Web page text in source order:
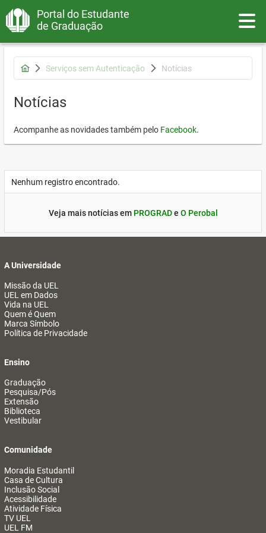
Portal do Estudante
de Graduação
Serviços sem Autenticação Notícias
Notícias
Acompanhe as novidades também pelo Facebook.
Nenhum registro encontrado.
Veja mais notícias em PROGRADe O Perobal
A Universidade
Missão da UEL
UEL em Dados
Vida na UEL
Quem é Quem
Marca Símbolo
Política de Privacidade
Ensino
Graduação
Pesquisa/Pós
Extensão
Biblioteca
Vestibular
Comunidade
Moradia Estudantil
Casa de Cultura
Inclusão Social
Acessibilidade
Atividade Física
TV UEL
UEL FM